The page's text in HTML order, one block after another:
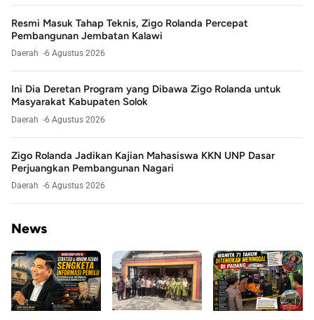
Resmi Masuk Tahap Teknis, Zigo Rolanda Percepat
Pembangunan Jembatan Kalawi
Daerah 6 Agustus 2026
Ini Dia Deretan Program yang Dibawa Zigo Rolanda untuk
Masyarakat Kabupaten Solok
Daerah 6 Agustus 2026
Zigo Rolanda Jadikan Kajian Mahasiswa KKN UNP Dasar
Perjuangkan Pembangunan Nagari
Daerah 6 Agustus 2026
News